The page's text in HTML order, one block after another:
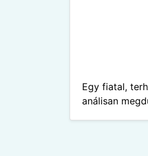
Egy fiatal,
análisan